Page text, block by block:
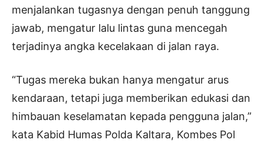
menjalankan tugasnya dengan penuh tanggung
jawab, mengatur lalu lintas guna mencegah
terjadinya angka kecelakaan di jalan raya.
“Tugas mereka bukan hanya mengatur arus
kendaraan, tetapi juga memberikan edukasi dan
himbauan keselamatan kepada pengguna jalan,”
kata Kabid Humas Polda Kaltara, Kombes Pol